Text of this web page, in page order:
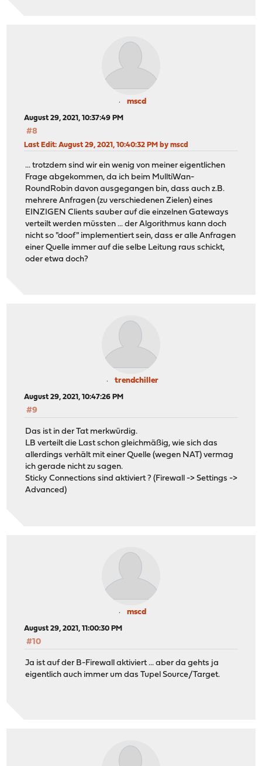
mscd
August 29, 2021, 10:37:49 PM
#8
Last Edit: August 29, 2021, 10:40:32 PM by mscd
... trotzdem sind wir ein wenig von meiner eigentlichen
Frage abgekommen, da ich beim MulltiWan-
RoundRobin davon ausgegangen bin, dass auch z.B.
mehrere Anfragen (zu verschiedenen Zielen) eines
EINZIGEN Clients sauber auf die einzelnen Gateways
verteilt werden müssten ... der Algorithmus kann doch
nicht so "doof" implementiert sein, dass er alle Anfragen
einer Quelle immer auf die selbe Leitung raus schickt,
oder etwa doch?
trendchiller
August 29, 2021, 10:47:26 PM
#9
Das ist in der Tat merkwürdig.
LB verteilt die Last schon gleichmäßig, wie sich das
allerdings verhält mit einer Quelle (wegen NAT) vermag
ich gerade nicht zu sagen.
Sticky Connections sind aktiviert ? (Firewall -> Settings ->
Advanced)
mscd
August 29, 2021, 11:00:30 PM
#10
Ja ist auf der B-Firewall aktiviert ... aber da gehts ja
eigentlich auch immer um das Tupel Source/Target.